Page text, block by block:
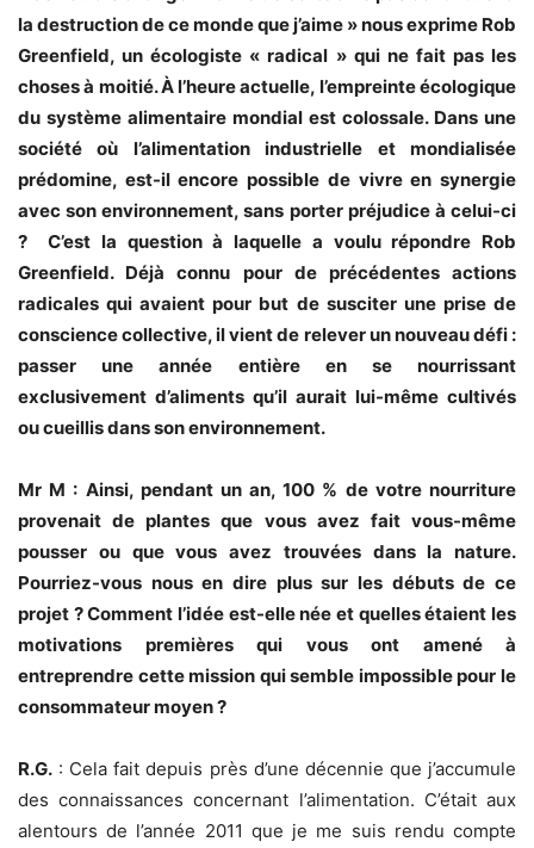
la destruction de ce monde que j’aime » nous exprime Rob
Greenfield, un écologiste « radical » qui ne fait pas les
choses à moitié.À l’heure actuelle, l’empreinte écologique
du système alimentaire mondial est colossale. Dans une
société où l’alimentation industrielle et mondialisée
prédomine, est-il encore possible de vivre en synergie
avec son environnement, sans porter préjudice à celui-ci
? C’est la question à laquelle a voulu répondre Rob
Greenfield. Déjà connu pour de précédentes actions
radicales qui avaient pour but de susciter une prise de
conscience collective, il vient de relever un nouveau défi :
passer une année entière en se nourrissant
exclusivement d’aliments qu’il aurait lui-même cultivés
ou cueillis dans son environnement.
Mr M : Ainsi, pendant un an, 100 % de votre nourriture
provenait de plantes que vous avez fait vous-même
pousser ou que vous avez trouvées dans la nature.
Pourriez-vous nous en dire plus sur les débuts de ce
projet ? Comment l’idée est-elle née et quelles étaient les
motivations premières qui vous ont amené à
entreprendre cette mission qui semble impossible pour le
consommateur moyen ?
R.G. : Cela fait depuis près d’une décennie que j’accumule
des connaissances concernant l’alimentation. C’était aux
alentours de l’année 2011 que je me suis rendu compte